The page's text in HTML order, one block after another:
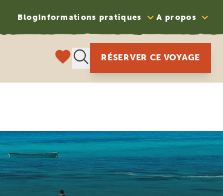
BlogInformations pratiques A propos
RÉSERVER CE VOYAGE